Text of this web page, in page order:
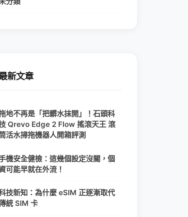
新文章
地不再是「把髒水抹開」！石頭科
Qrevo Edge 2 Flow 搖滾天王 滾
活水掃拖機器人開箱評測
機安全健檢：這幾個設定沒關，個
可能早就在外流！
技新知：為什麼 eSIM 正逐漸取代
統 SIM 卡